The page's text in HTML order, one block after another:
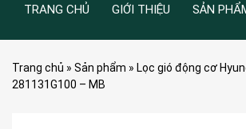
TRANG CHỦ GIỚI THIỆU SẢN
Trang chủ » Sản phẩm » Lọc gió động cơ
281131G100 – MB